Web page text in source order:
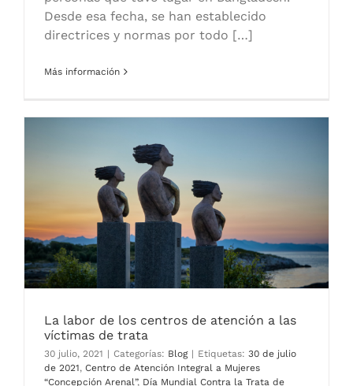
Desde esa fecha, se han establecido
directrices y normas por todo […]
Más información
La labor de los centros de atención a las
víctimas de trata
30 julio, 2021 | Categorías: Blog | Etiquetas: 30 de julio
de 2021, Centro de Atención Integral a Mujeres
“Concepción Arenal”, Día Mundial Contra la Trata de